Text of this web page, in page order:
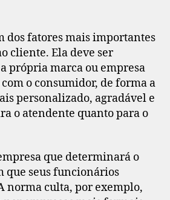
dos fatores mais importantes
cliente. Ela deve ser
própria marca ou empresa
o consumidor, de forma a
personalizado, agradável e
o atendente quanto para o
que determinará o
que seus funcionários
norma culta, por exemplo,